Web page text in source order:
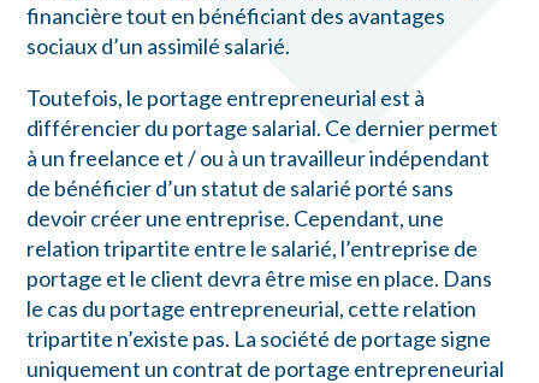
financière tout en bénéficiant des avantages
sociaux d’un assimilé salarié.
Toutefois, le portage entrepreneurial est à
différencier du portage salarial. Ce dernier permet
à un freelance et / ou à un travailleur indépendant
de bénéficier d’un statut de salarié porté sans
devoir créer une entreprise. Cependant, une
relation tripartite entre le salarié, l’entreprise de
portage et le client devra être mise en place. Dans
le cas du portage entrepreneurial, cette relation
tripartite n’existe pas. La société de portage signe
uniquement un contrat de portage entrepreneurial